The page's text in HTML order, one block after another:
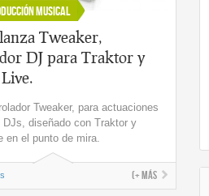
Musical
Tweaker,
DJ para Traktor y
Tweaker, para actuaciones
DJs, diseñado con Traktor y
en el punto de mira.
(+ más